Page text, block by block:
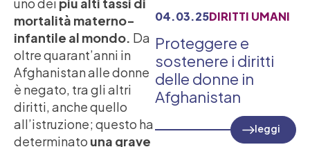
mortalità materno-
infantile al mondo. Da
oltre quarant’anni in
Afghanistan alle donne
è negato, tra gli altri
diritti, anche quello
all’istruzione; questo ha
determinato una grave
04.03.25DIRITTI UMANI
Proteggere e
sostenere i diritti
delle donne in
Afghanistan
leggi